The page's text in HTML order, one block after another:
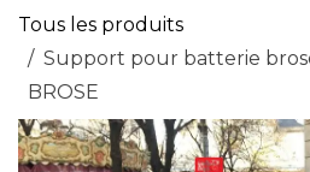
Tous les produits
Support pour batterie
BROSE